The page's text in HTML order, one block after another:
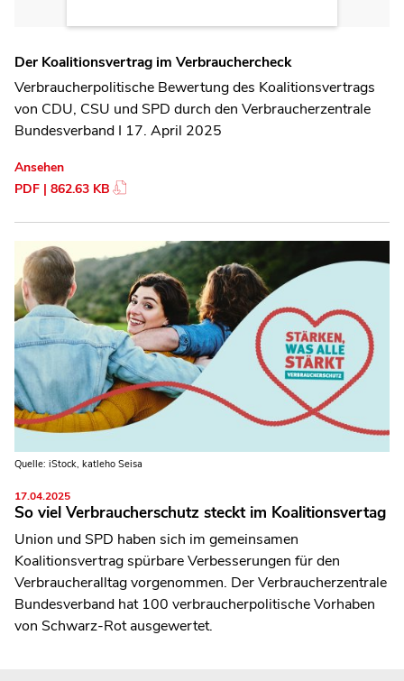
Der Koalitionsvertrag im Verbrauchercheck
Verbraucherpolitische Bewertung des Koalitionsvertrags
von CDU, CSU und SPD durch den Verbraucherzentrale
Bundesverband I 17. April 2025
Ansehen
PDF | 862.63 KB
Quelle: iStock, katleho Seisa
17.04.2025
So viel Verbraucherschutz steckt im Koalitionsvertag
Union und SPD haben sich im gemeinsamen
Koalitionsvertrag spürbare Verbesserungen für den
Verbraucheralltag vorgenommen. Der Verbraucherzentrale
Bundesverband hat 100 verbraucherpolitische Vorhaben
von Schwarz-Rot ausgewertet.